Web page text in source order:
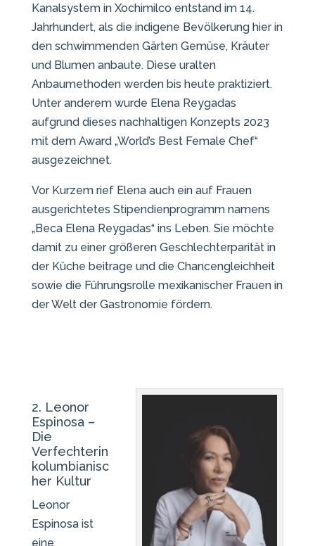
Kanalsystem in Xochimilco entstand im 14.
Jahrhundert, als die indigene Bevölkerung hier in
den schwimmenden Gärten Gemüse, Kräuter
und Blumen anbaute. Diese uralten
Anbaumethoden werden bis heute praktiziert.
Unter anderem wurde Elena Reygadas
aufgrund dieses nachhaltigen Konzepts 2023
mit dem Award „World’s Best Female Chef“
ausgezeichnet.
Vor Kurzem rief Elena auch ein auf Frauen
ausgerichtetes Stipendienprogramm namens
„Beca Elena Reygadas“ ins Leben. Sie möchte
damit zu einer größeren Geschlechterparität in
der Küche beitrage und die Chancengleichheit
sowie die Führungsrolle mexikanischer Frauen in
der Welt der Gastronomie fördern.
2. Leonor
Espinosa –
Die
Verfechterin
kolumbianisc
her Kultur
Leonor
Espinosa ist
eine